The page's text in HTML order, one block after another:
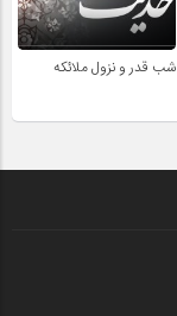
شب قدر و نزول ملائکه